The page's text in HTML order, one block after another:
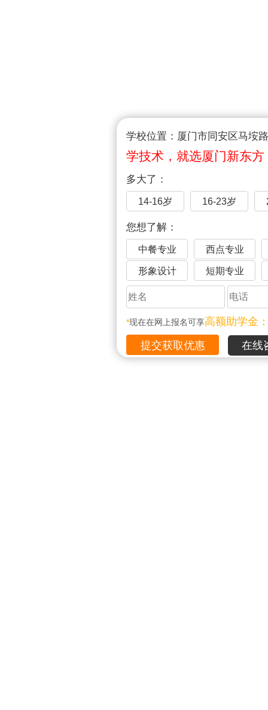
学校位置：厦门市同安区马垵
学技术，就选厦门新东方
多大了：
14-16岁 16-23岁
您想了解：
中餐专业 西点专业
形象设计 短期专业
*现在在网上报名可享高额助学金
在线